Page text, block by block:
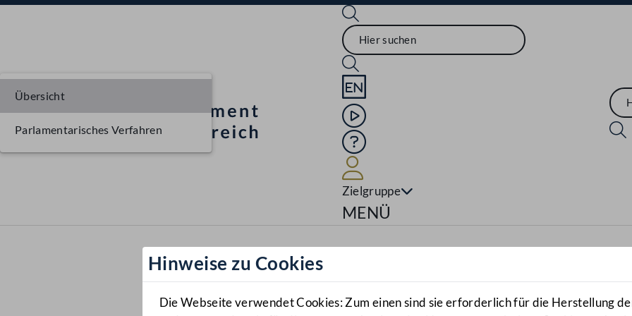
Sprache English
Mediathek
Hilfe
Zielgruppe
Navigationsmenü öffnen
MENÜ
Hinweise zu Cookies
Die Webseite verwendet Cookies: Zum einen sind sie erforderlich für die Herstellung
Übersicht
Parlamentarisches Verfahren